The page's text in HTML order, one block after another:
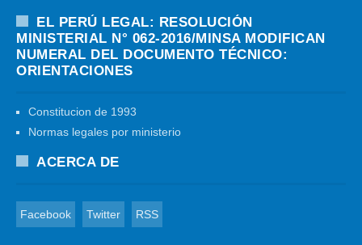
EL PERÚ LEGAL: RESOLUCIÓN
MINISTERIAL N° 062-2016/MINSA MODIFICAN
NUMERAL DEL DOCUMENTO TÉCNICO:
ORIENTACIONES
Constitucion de 1993
Normas legales por ministerio
ACERCA DE
Facebook Twitter RSS